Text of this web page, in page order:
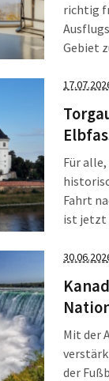
richtig
Gebiet
Herbst
Für
Fahrt
ist jetzt
Mit der
der